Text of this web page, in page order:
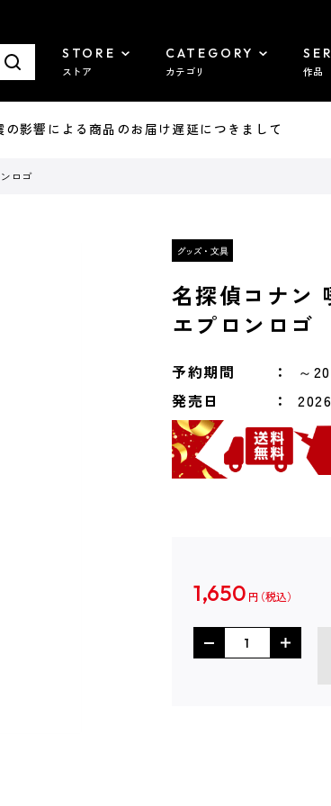
STORE
ストア
CATEGORY
カテゴリ 作品
影響による商品のお届け遅延につきまして
ロゴ
名探偵コナン
エプロンロゴ
予約期間
～
発売日
1,650 円